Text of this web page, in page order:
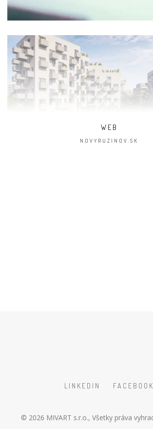
WEB
NOVYRUZINOV.SK
LINKEDIN FACEBOOK
© 2026 MIVART s.r.o., Všetky práva